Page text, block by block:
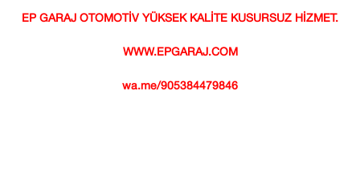
EP GARAJ OTOMOTİV YÜKSEK KALİTE KUSURSUZ HİZMET.
WWW.EPGARAJ.COM
wa.me/905384479846